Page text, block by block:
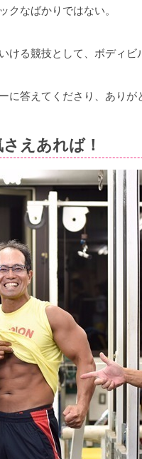
クなばかりではない。
ける競技として、ボディ
に答えてくださり、ありが
えあれば！